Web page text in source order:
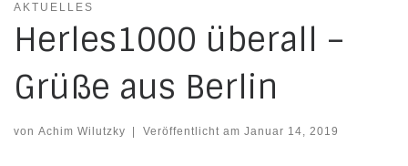
AKTUELLES
Herles1000 überall –
Grüße aus Berlin
von Achim Wilutzky Veröffentlicht am Januar 14, 2019